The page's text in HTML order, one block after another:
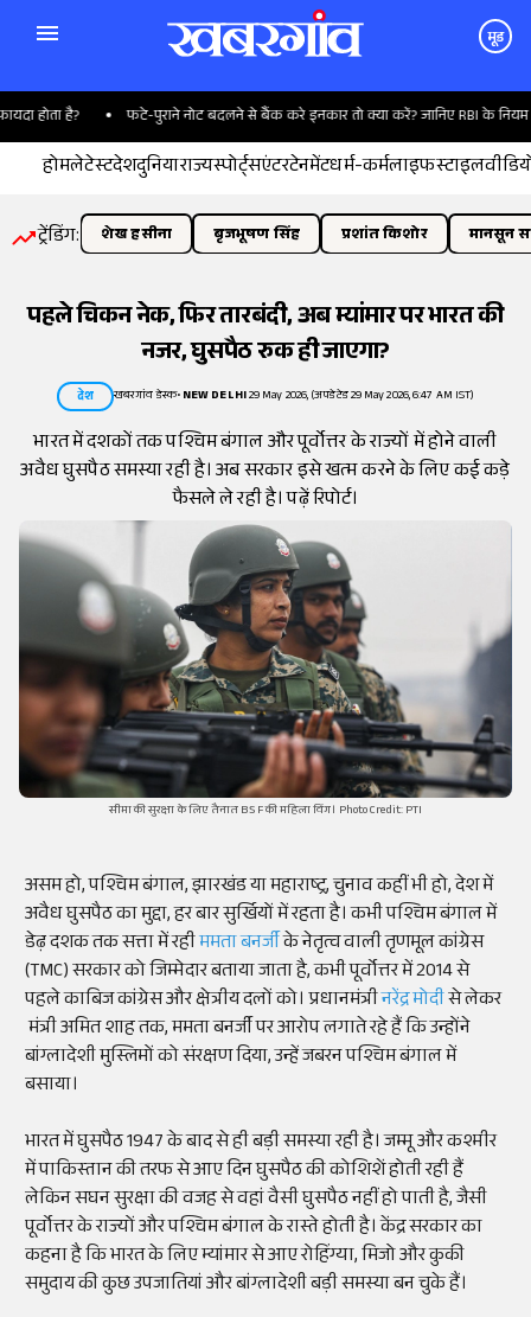
मूड
है? फटे-पुराने नोट बदलने से बैंक करे इनकार तो क्या करें? जानिए RBI के नियम
होमलेटेस्टदेशदुनियाराज्यस्पोर्ट्सएंटरटेनमेंटधर्म-कर्मलाइफस्टाइल
ट्रेंडिंग: शेख हसीना बृजभूषण सिंह प्रशांत किशोर मानसून
पहले चिकन नेक, फिर तारबंदी, अब म्यांमार पर भारत की
नजर, घुसपैठ रुक ही जाएगा?
देश खबरगांव डेस्क•NEW DELHI29 May 2026, (अपडेटेड 29 May 2026, 6:47 AM IST)
भारत में दशकों तक पश्चिम बंगाल और पूर्वोत्तर के राज्यों में होने वाली
अवैध घुसपैठ समस्या रही है। अब सरकार इसे खत्म करने के लिए कई कड़े
फैसले ले रही है। पढ़ें रिपोर्ट।
सीमा की सुरक्षा के लिए तैनात BSF की महिला विंग। Photo Credit: PTI
असम हो, पश्चिम बंगाल, झारखंड या महाराष्ट्र, चुनाव कहीं भी हो, देश में
अवैध घुसपैठ का मुद्दा, हर बार सुर्खियों में रहता है। कभी पश्चिम बंगाल में
डेढ़ दशक तक सत्ता में रहीममता बनर्जीके नेतृत्व वाली तृणमूल कांग्रेस
(TMC) सरकार को जिम्मेदार बताया जाता है, कभी पूर्वोत्तर में 2014 से
पहले काबिज कांग्रेस और क्षेत्रीय दलों को। प्रधानमंत्रीनरेंद्र मोदीसे लेकर
मंत्री अमित शाह तक, ममता बनर्जी पर आरोप लगाते रहे हैं कि उन्होंने
बांग्लादेशी मुस्लिमों को संरक्षण दिया, उन्हें जबरन पश्चिम बंगाल में
बसाया।
भारत में घुसपैठ 1947 के बाद से ही बड़ी समस्या रही है। जम्मू और कश्मीर
में पाकिस्तान की तरफ से आए दिन घुसपैठ की कोशिशें होती रही हैं
लेकिन सघन सुरक्षा की वजह से वहां वैसी घुसपैठ नहीं हो पाती है, जैसी
पूर्वोत्तर के राज्यों और पश्चिम बंगाल के रास्ते होती है। केंद्र सरकार का
कहना है कि भारत के लिए म्यांमार से आए रोहिंग्या, मिजो और कुकी
समुदाय की कुछ उपजातियां और बांग्लादेशी बड़ी समस्या बन चुके हैं।